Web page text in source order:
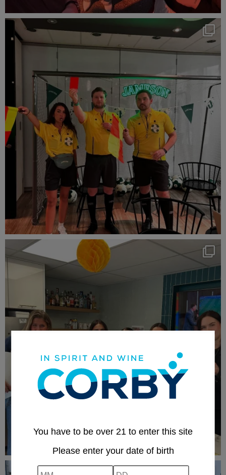
You have to be over 21 to enter this site
Please enter your date of birth
MM DD